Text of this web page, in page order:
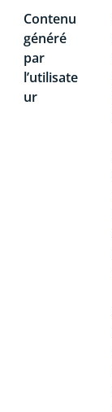
Contenu
généré
par
l’utilisate
ur